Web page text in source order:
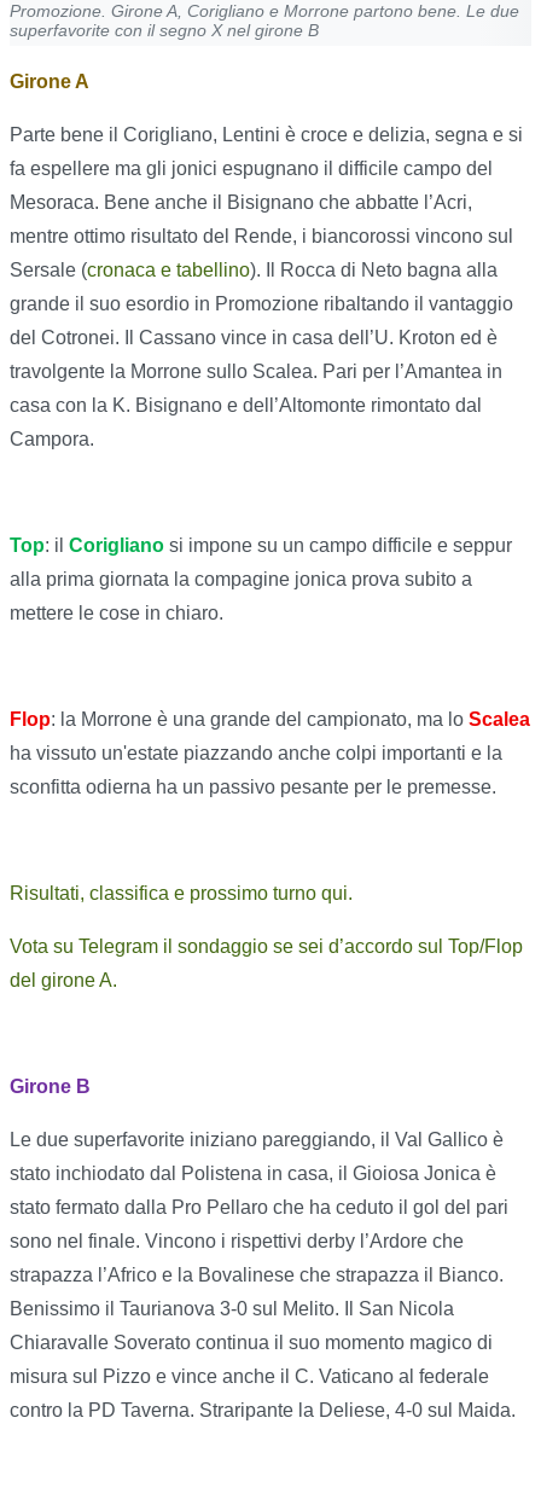
Promozione. Girone A, Corigliano e Morrone partono bene. Le due
superfavorite con il segno X nel girone B
Girone A
Parte bene il Corigliano, Lentini è croce e delizia, segna e si
fa espellere ma gli jonici espugnano il difficile campo del
Mesoraca. Bene anche il Bisignano che abbatte l’Acri,
mentre ottimo risultato del Rende, i biancorossi vincono sul
Sersale (cronaca e tabellino). Il Rocca di Neto bagna alla
grande il suo esordio in Promozione ribaltando il vantaggio
del Cotronei. Il Cassano vince in casa dell’U. Kroton ed è
travolgente la Morrone sullo Scalea. Pari per l’Amantea in
casa con la K. Bisignano e dell’Altomonte rimontato dal
Campora.
Top: il Corigliano si impone su un campo difficile e seppur
alla prima giornata la compagine jonica prova subito a
mettere le cose in chiaro.
Flop: la Morrone è una grande del campionato, ma lo Scalea
ha vissuto un'estate piazzando anche colpi importanti e la
sconfitta odierna ha un passivo pesante per le premesse.
Risultati, classifica e prossimo turno qui.
Vota su Telegram il sondaggio se sei d’accordo sul Top/Flop
del girone A.
Girone B
Le due superfavorite iniziano pareggiando, il Val Gallico è
stato inchiodato dal Polistena in casa, il Gioiosa Jonica è
stato fermato dalla Pro Pellaro che ha ceduto il gol del pari
sono nel finale. Vincono i rispettivi derby l’Ardore che
strapazza l’Africo e la Bovalinese che strapazza il Bianco.
Benissimo il Taurianova 3-0 sul Melito. Il San Nicola
Chiaravalle Soverato continua il suo momento magico di
misura sul Pizzo e vince anche il C. Vaticano al federale
contro la PD Taverna. Straripante la Deliese, 4-0 sul Maida.